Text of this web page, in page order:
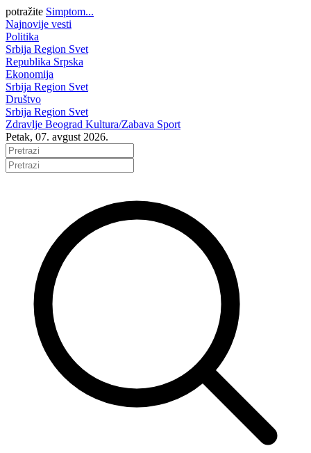
potražite Simptom...
Najnovije vesti
Politika
Srbija Region Svet
Republika Srpska
Ekonomija
Srbija Region Svet
Društvo
Srbija Region Svet
Zdravlje Beograd Kultura/Zabava Sport
Petak, 07. avgust 2026.